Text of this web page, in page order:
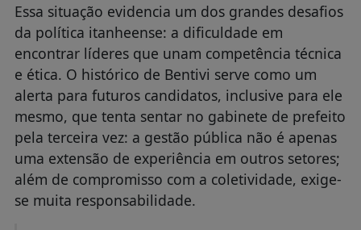
Essa situação evidencia um dos grandes desafios
da política itanheense: a dificuldade em
encontrar líderes que unam competência técnica
e ética. O histórico de Bentivi serve como um
alerta para futuros candidatos, inclusive para ele
mesmo, que tenta sentar no gabinete de prefeito
pela terceira vez: a gestão pública não é apenas
uma extensão de experiência em outros setores;
além de compromisso com a coletividade, exige-
se muita responsabilidade.